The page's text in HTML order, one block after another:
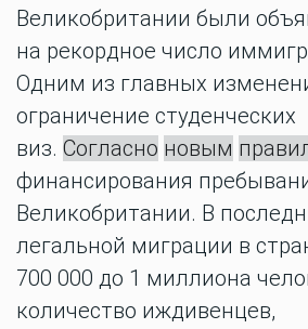
Великобритании были
на рекордное число
Одним из главных
ограничение студенческих
виз. Согласно новым
финансирования
Великобритании. В
легальной миграции в
700 000 до 1 миллиона
количество иждивенцев,